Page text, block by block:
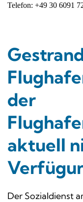
Telefon: +49 30 6091
der
aktuell
Der Sozialdienst